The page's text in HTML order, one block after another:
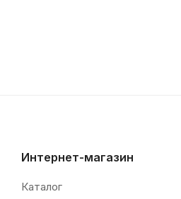
Интернет-магазин
Каталог